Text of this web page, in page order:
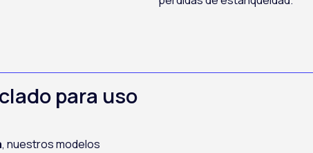
para uso
, nuestros modelos